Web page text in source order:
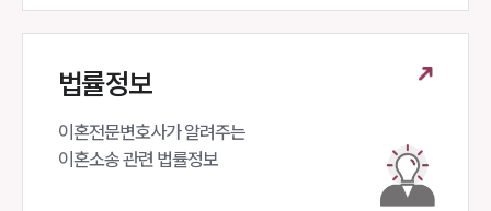
법률정보
이혼전문변호사가 알려주는
이혼소송 관련 법률정보